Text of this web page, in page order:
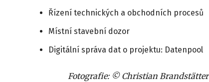
Řízení technických a obchodních procesů
Místní stavební dozor
Digitální správa dat o projektu: Datenpool
Fotografie: © Christian Brandstätter